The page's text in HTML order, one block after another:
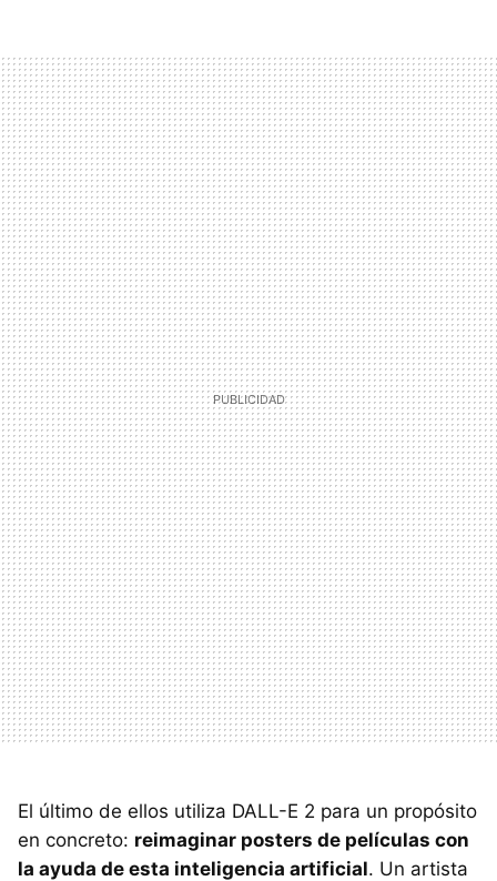
El último de ellos utiliza DALL-E 2 para un propósito
en concreto: reimaginar posters de películas con
la ayuda de esta inteligencia artificial. Un artista